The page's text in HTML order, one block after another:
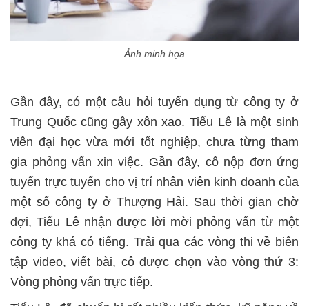
Ảnh minh họa
Gần đây, có một câu hỏi tuyển dụng từ công ty ở
Trung Quốc cũng gây xôn xao. Tiểu Lê là một sinh
viên đại học vừa mới tốt nghiệp, chưa từng tham
gia phỏng vấn xin việc. Gần đây, cô nộp đơn ứng
tuyển trực tuyến cho vị trí nhân viên kinh doanh của
một số công ty ở Thượng Hải. Sau thời gian chờ
đợi, Tiểu Lê nhận được lời mời phỏng vấn từ một
công ty khá có tiếng. Trải qua các vòng thi về biên
tập video, viết bài, cô được chọn vào vòng thứ 3:
Vòng phỏng vấn trực tiếp.